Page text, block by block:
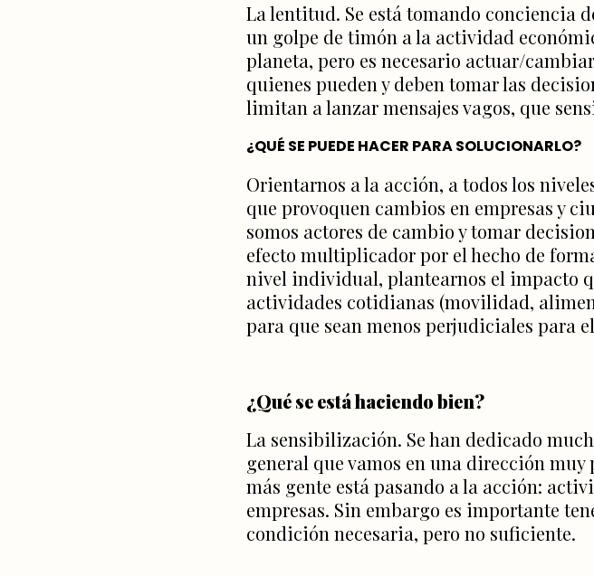
La lentitud. Se está tomando conciencia
un golpe de timón a la actividad
planeta, pero es necesario actuar/
quienes pueden y deben tomar las
limitan a lanzar mensajes vagos, que
¿QUÉ SE PUEDE HACER PARA SOLUCIONARLO?
Orientarnos a la acción, a todos los
que provoquen cambios en empresas y
somos actores de cambio y tomar
efecto multiplicador por el hecho de
nivel individual, plantearnos el impacto
actividades cotidianas (movilidad,
para que sean menos perjudiciales para
¿Qué se está haciendo bien?
La sensibilización. Se han dedicado
general que vamos en una dirección muy
más gente está pasando a la acción:
empresas. Sin embargo es importante
condición necesaria, pero no suficiente.